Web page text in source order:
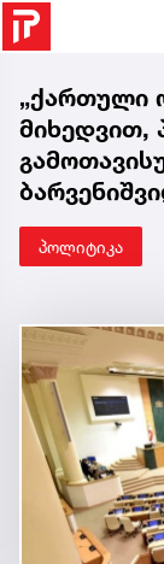
„ქართული
მიხედვით,
პოლიტიკა